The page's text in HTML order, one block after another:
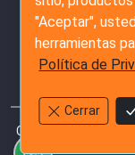
Copyright © 2007 -
"Aceptar",
herramientas
Política de
Cerrar